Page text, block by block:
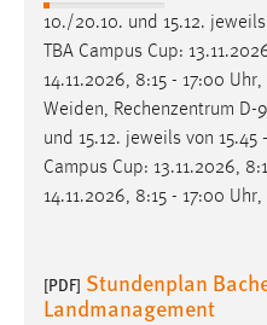
10./20.10. und 15.12.
TBA Campus Cup:
14.11.2026, 8:15 - 17:00 Uhr,
Weiden, Rechenzentrum
und 15.12. jeweils von 15.45
Campus Cup: 13.11.2026,
14.11.2026, 8:15 - 17:00 Uhr,
[PDF] Stundenplan
Landmanagement